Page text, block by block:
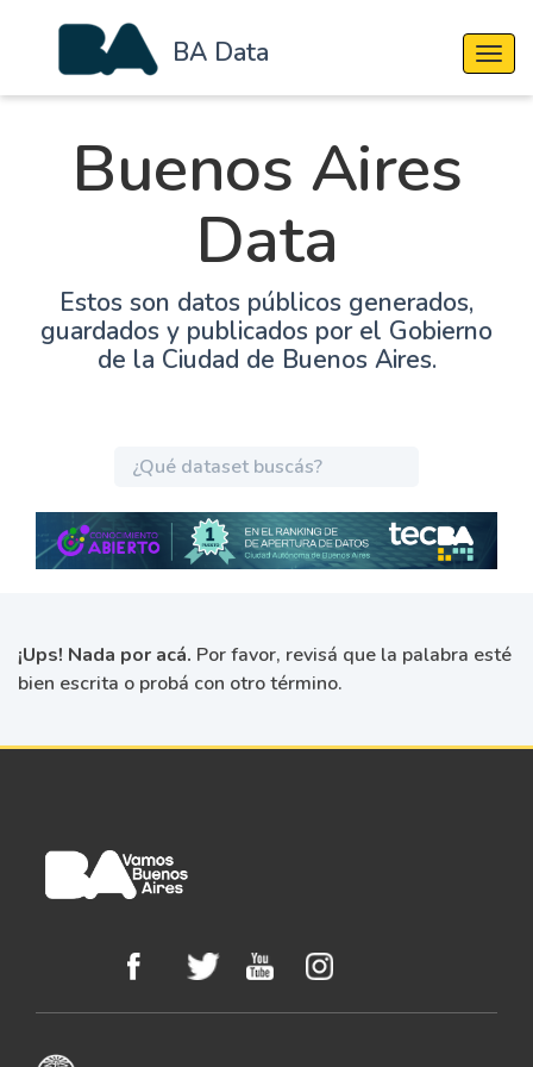
BA Data
Buenos Aires
Data
Estos son datos públicos generados,
guardados y publicados por el Gobierno
de la Ciudad de Buenos Aires.
¡Ups! Nada por acá. Por favor, revisá que la palabra esté
bien escrita o probá con otro término.